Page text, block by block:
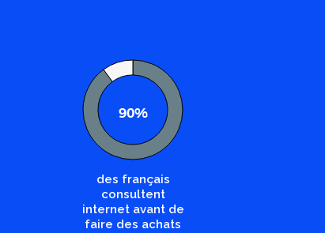
90%
des français
consultent
internet avant de
faire des achats